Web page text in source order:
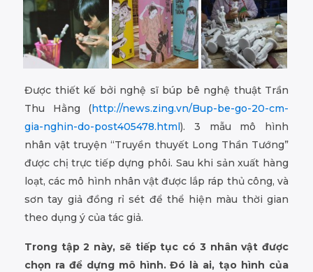
Được thiết kế bởi nghệ sĩ búp bê nghệ thuật Trần
Thu Hằng (http://news.zing.vn/Bup-be-go-20-cm-
gia-nghin-do-post405478.html). 3 mẫu mô hình
nhân vật truyện “Truyền thuyết Long Thần Tướng”
được chị trực tiếp dựng phôi. Sau khi sản xuất hàng
loạt, các mô hình nhân vật được lắp ráp thủ công, và
sơn tay giả đồng rỉ sét để thể hiện màu thời gian
theo dụng ý của tác giả.
Trong tập 2 này, sẽ tiếp tục có 3 nhân vật được
chọn ra để dựng mô hình. Đó là ai, tạo hình của